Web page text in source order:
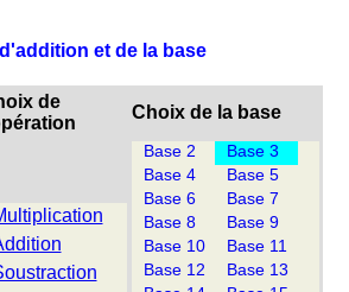
et de la base
de
Choix de la base
Base 2
Base 3
Base 4
Base 5
Base 6
Base 7
Base 8
Base 9
Base 10
Base 11
Base 12
Base 13